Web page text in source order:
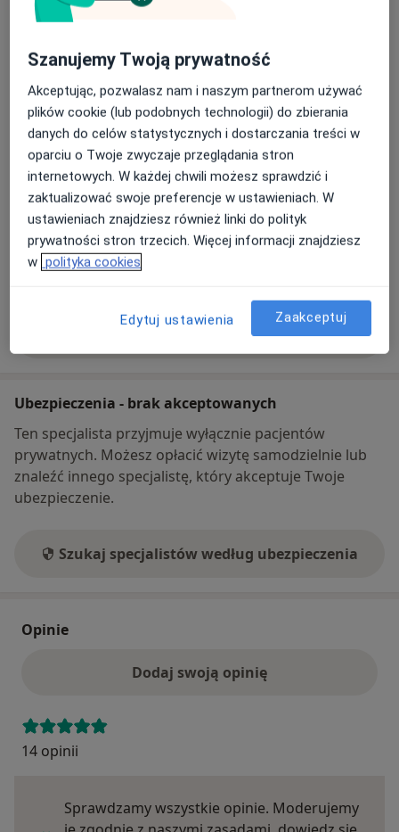
Adres
MindHill Centrum Psychologiczne
Mościckiego 4,56-400 Oleśnica
Powiększ mapęotwiera się w nowej karcie
Dostępność
W tym gabinecie nie można umawiać wizyt przez
internet
Co mam zrobić w tej sytuacji?
Ubezpieczenia - brak akceptowanych
Ten specjalista przyjmuje wyłącznie pacjentów
prywatnych. Możesz opłacić wizytę samodzielnie lub
znaleźć innego specjalistę, który akceptuje Twoje
ubezpieczenie.
Szukaj specjalistów według ubezpieczenia
Opinie
Dodaj swoją opinię
14 opinii
Sprawdzamy wszystkie opinie. Moderujemy
Szanujemy Twoją prywatność
Akceptując, pozwalasz nam i naszym partnerom używać
plików cookie (lub podobnych technologii) do zbierania
danych do celów statystycznych i dostarczania treści w
oparciu o Twoje zwyczaje przeglądania stron
internetowych. W każdej chwili możesz sprawdzić i
zaktualizować swoje preferencje w ustawieniach. W
ustawieniach znajdziesz również linki do polityk
prywatności stron trzecich. Więcej informacji znajdziesz
w polityka cookies
Edytuj ustawienia Zaakceptuj